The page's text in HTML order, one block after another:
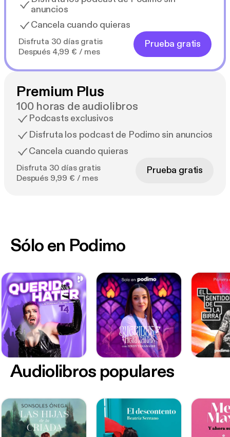
anuncios
Cancela cuando quieras
Disfruta 30 días gratis
Después 4,99 € / mes
Prueba gratis
Premium Plus
100 horas de audiolibros
Podcasts exclusivos
Disfruta los podcast de Podimo sin anuncios
Cancela cuando quieras
Disfruta 30 días gratis
Después 9,99 € / mes
Prueba gratis
Sólo en Podimo
Audiolibros populares